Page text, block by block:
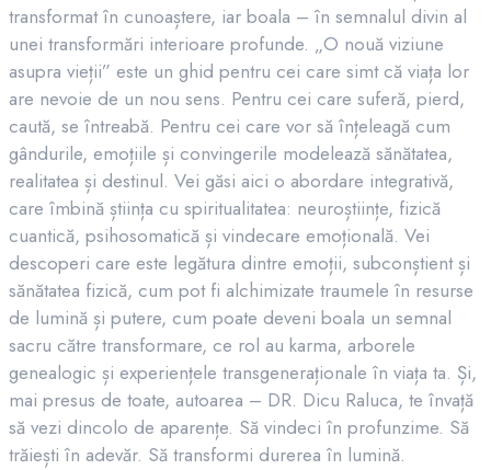
transformat în cunoaștere, iar boala – în semnalul divin al
unei transformări interioare profunde. „O nouă viziune
asupra vieții” este un ghid pentru cei care simt că viața lor
are nevoie de un nou sens. Pentru cei care suferă, pierd,
caută, se întreabă. Pentru cei care vor să înțeleagă cum
gândurile, emoțiile și convingerile modelează sănătatea,
realitatea și destinul. Vei găsi aici o abordare integrativă,
care îmbină știința cu spiritualitatea: neuroștiințe, fizică
cuantică, psihosomatică și vindecare emoțională. Vei
descoperi care este legătura dintre emoții, subconștient și
sănătatea fizică, cum pot fi alchimizate traumele în resurse
de lumină și putere, cum poate deveni boala un semnal
sacru către transformare, ce rol au karma, arborele
genealogic și experiențele transgeneraționale în viața ta. Și,
mai presus de toate, autoarea – DR. Dicu Raluca, te învață
să vezi dincolo de aparențe. Să vindeci în profunzime. Să
trăiești în adevăr. Să transformi durerea în lumină.